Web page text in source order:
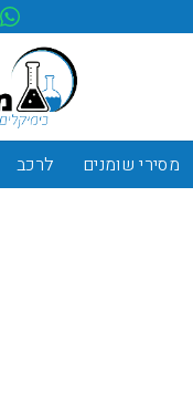
מסירי שומנים לרכב